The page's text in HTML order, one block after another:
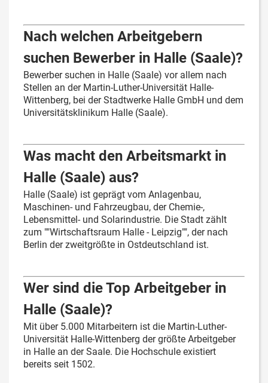
Nach welchen Arbeitgebern
suchen Bewerber in Halle (Saale)?
Bewerber suchen in Halle (Saale) vor allem nach
Stellen an der Martin-Luther-Universität Halle-
Wittenberg, bei der Stadtwerke Halle GmbH und dem
Universitätsklinikum Halle (Saale).
Was macht den Arbeitsmarkt in
Halle (Saale) aus?
Halle (Saale) ist geprägt vom Anlagenbau,
Maschinen- und Fahrzeugbau, der Chemie-,
Lebensmittel- und Solarindustrie. Die Stadt zählt
zum ""Wirtschaftsraum Halle - Leipzig"", der nach
Berlin der zweitgrößte in Ostdeutschland ist.
Wer sind die Top Arbeitgeber in
Halle (Saale)?
Mit über 5.000 Mitarbeitern ist die Martin-Luther-
Universität Halle-Wittenberg der größte Arbeitgeber
in Halle an der Saale. Die Hochschule existiert
bereits seit 1502.